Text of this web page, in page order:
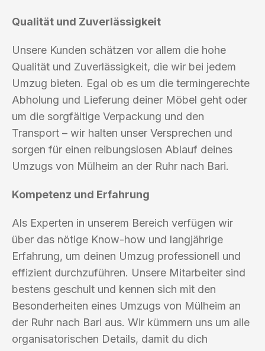
Qualität und Zuverlässigkeit
Unsere Kunden schätzen vor allem die hohe
Qualität und Zuverlässigkeit, die wir bei jedem
Umzug bieten. Egal ob es um die termingerechte
Abholung und Lieferung deiner Möbel geht oder
um die sorgfältige Verpackung und den
Transport – wir halten unser Versprechen und
sorgen für einen reibungslosen Ablauf deines
Umzugs von Mülheim an der Ruhr nach Bari.
Kompetenz und Erfahrung
Als Experten in unserem Bereich verfügen wir
über das nötige Know-how und langjährige
Erfahrung, um deinen Umzug professionell und
effizient durchzuführen. Unsere Mitarbeiter sind
bestens geschult und kennen sich mit den
Besonderheiten eines Umzugs von Mülheim an
der Ruhr nach Bari aus. Wir kümmern uns um alle
organisatorischen Details, damit du dich